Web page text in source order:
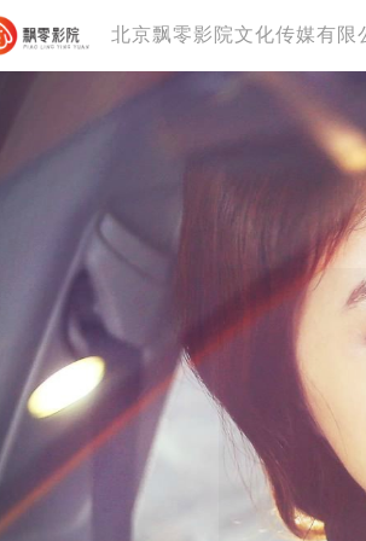
北京飘零影院文化传媒有限
评估分析 制片管理一站式解决方
评估分析 制片管理一站式解决方
评估分析 制片管理一站式解决方
如玉
Script服务
评估分析 制片管理一站式解决方